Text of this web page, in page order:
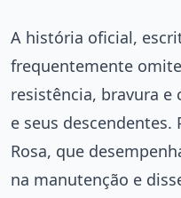
A história oficial,
frequentemente
resistência, bravura
e seus descendentes.
Rosa, que
na manutenção e